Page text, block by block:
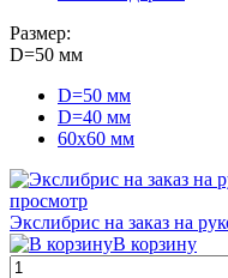
Размер:
D=50 мм
D=50 мм
D=40 мм
60х60 мм
просмотр
Экслибрис на заказ на
В корзину